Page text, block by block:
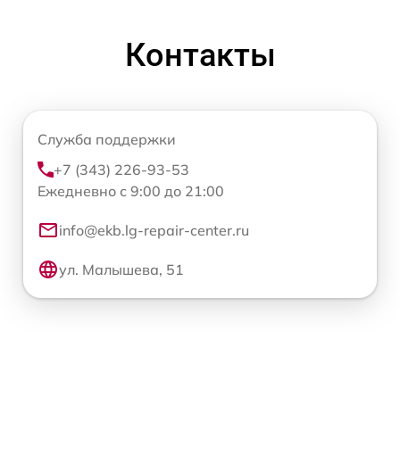
Контакты
Служба поддержки
+7 (343) 226-93-53
Ежедневно с 9:00 до 21:00
info@ekb.lg-repair-center.ru
ул. Малышева, 51